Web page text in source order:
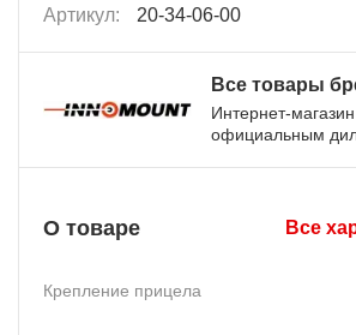
Артикул: 20-34-06-00
Все товары
Интернет-
официальным
О товаре Все
Крепление прицела